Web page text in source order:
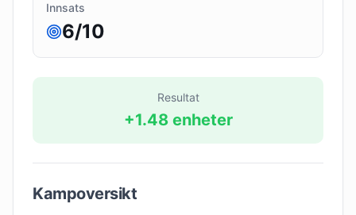
Innsats
6/10
Resultat
+1.48enheter
Kampoversikt